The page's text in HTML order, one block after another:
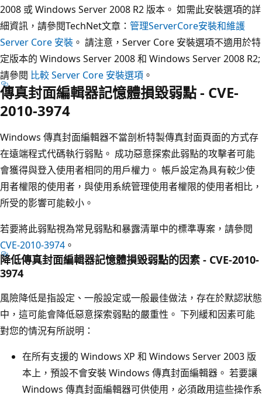
2008 或 Windows Server 2008 R2 版本。 如需此安裝選項的詳
細資訊，請參閱TechNet文章： 管理ServerCore安裝和維護
Server Core 安裝 。 請注意，Server Core 安裝選項不適用於特
定版本的 Windows Server 2008 和 Windows Server 2008 R2;
請參閱 比較 Server Core 安裝選項 。
傳真封面編輯器記憶體損毀弱點 - CVE-
2010-3974
Windows 傳真封面編輯器不當剖析特製傳真封面頁面的方式存
在遠端程式代碼執行弱點。 成功惡意探索此弱點的攻擊者可能
會獲得與登入使用者相同的用戶權力。 帳戶設定為具有較少使
用者權限的使用者，與使用系統管理使用者權限的使用者相比，
所受的影響可能較小。
若要將此弱點視為常見弱點和暴露清單中的標準專案，請參閱
CVE-2010-3974 。
降低傳真封面編輯器記憶體損毀弱點的因素 - CVE-2010-
3974
風險降低是指設定、一般設定或一般最佳做法，存在於默認狀態
中，這可能會降低惡意探索弱點的嚴重性。 下列緩和因素可能
對您的情況有所説明：
在所有支援的 Windows XP 和 Windows Server 2003 版
本上，預設不會安裝 Windows 傳真封面編輯器。 若要讓
Windows 傳真封面編輯器可供使用，必須啟用這些操作系